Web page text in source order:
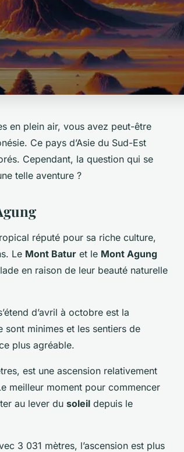
en plein air, vous avez peut-être
Ce pays d’Asie du Sud-Est
Cependant, la question qui se
telle aventure ?
réputé pour sa riche culture,
Le Mont Batur et le Mont Agung
en raison de leur beauté naturelle
d’avril à octobre est la
sont minimes et les sentiers de
plus agréable.
est une ascension relativement
meilleur moment pour commencer
au lever du soleil depuis le
3 031 mètres, l’ascension est plus